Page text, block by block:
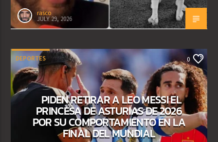
rasco
JULY 29, 2026
DEPORTES 0
PIDEN RETIRAR A LEO MESSI EL
PRINCESA DE ASTURIAS DE 2026
POR SU COMPORTAMIENTO EN LA
FINAL DEL MUNDIAL